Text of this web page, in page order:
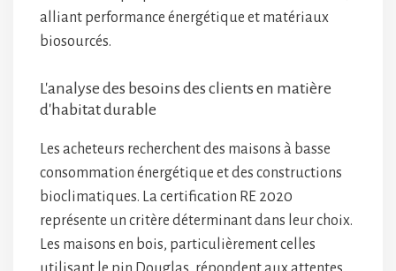
alliant performance énergétique et matériaux
biosourcés.
L'analyse des besoins des clients en matière
d'habitat durable
Les acheteurs recherchent des maisons à basse
consommation énergétique et des constructions
bioclimatiques. La certification RE 2020
représente un critère déterminant dans leur choix.
Les maisons en bois, particulièrement celles